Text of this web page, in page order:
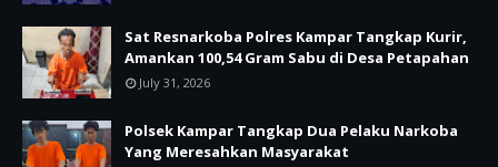
Sat Resnarkoba Polres Kampar Tangkap Kurir,
Amankan 100,54 Gram Sabu di Desa Petapahan
July 31, 2026
Polsek Kampar Tangkap Dua Pelaku Narkoba
Yang Meresahkan Masyarakat